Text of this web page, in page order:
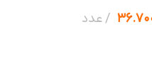
عدد